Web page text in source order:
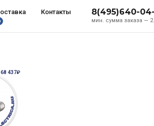
Контакты
мин. сумма заказа —
8(495)640-
437₽